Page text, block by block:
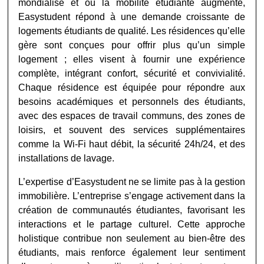
mondialise et où la mobilité étudiante augmente,
Easystudent répond à une demande croissante de
logements étudiants de qualité. Les résidences qu’elle
gère sont conçues pour offrir plus qu’un simple
logement ; elles visent à fournir une expérience
complète, intégrant confort, sécurité et convivialité.
Chaque résidence est équipée pour répondre aux
besoins académiques et personnels des étudiants,
avec des espaces de travail communs, des zones de
loisirs, et souvent des services supplémentaires
comme la Wi-Fi haut débit, la sécurité 24h/24, et des
installations de lavage.
L’expertise d’Easystudent ne se limite pas à la gestion
immobilière. L’entreprise s’engage activement dans la
création de communautés étudiantes, favorisant les
interactions et le partage culturel. Cette approche
holistique contribue non seulement au bien-être des
étudiants, mais renforce également leur sentiment